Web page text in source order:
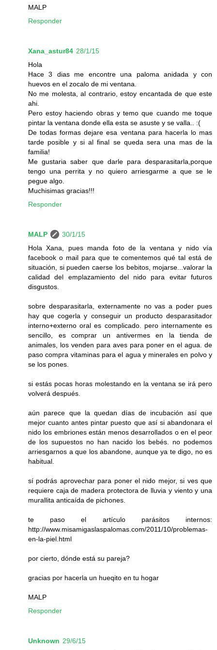
MALP
Responder
Xana_astur84 28/1/15
Hola
Hace 3 dias me encontre una paloma anidada y con
huevos en el zocalo de mi ventana.
No me molesta, al contrario, estoy encantada de que este
ahi.
Pero estoy haciendo obras y temo que cuando me toque
pintar la ventana donde ella esta se asuste y se valla.. :(
De todas formas dejare esa ventana para hacerla lo mas
tarde posible y si al final se queda sera una mas de la
familia!
Me gustaria saber que darle para desparasitarla,porque
tengo una perrita y no quiero arriesgarme a que se le
pegue algo.
Muchisimas gracias!!!
Responder
MALP
30/1/15
Hola Xana, pues manda foto de la ventana y nido vía
facebook o mail para que te comentemos qué tal está de
situación, si pueden caerse los bebitos, mojarse...valorar la
calidad del emplazamiento del nido para evitar futuros
disgustos.
sobre desparasitarla, externamente no vas a poder pues
hay que cogerla y conseguir un producto desparasitador
interno+externo oral es complicado. pero internamente es
sencillo, es comprar un antivermes en la tienda de
animales, los venden para aves para poner en el agua. de
paso compra vitaminas para el agua y minerales en polvo y
se los pones.
si estás pocas horas molestando en la ventana se irá pero
volverá después.
aún parece que la quedan días de incubación así que
mejor cuanto antes pintar puesto que así si abandonara el
nido los embriones están menos desarrollados o en el peor
de los supuestos no han nacido los bebés. no podemos
arriesgarnos a que los abandone, aunque ya te digo, no es
habitual.
sí podrás aprovechar para poner el nido mejor, si ves que
requiere caja de madera protectora de lluvia y viento y una
murallita anticaída de pichones.
te paso el artículo parásitos internos:
http://www.misamigaslaspalomas.com/2011/10/problemas-
en-la-piel.html
por cierto, dónde está su pareja?
gracias por hacerla un hueqito en tu hogar
MALP
Responder
Unknown 29/6/15